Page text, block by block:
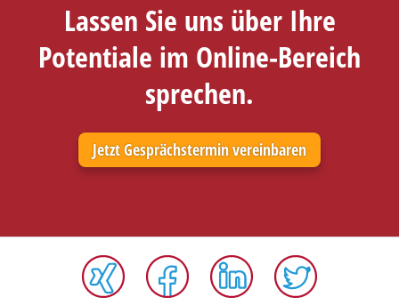
Lassen Sie uns über Ihre
Potentiale im Online-Bereich
sprechen.
Jetzt Gesprächs­termin vereinbaren